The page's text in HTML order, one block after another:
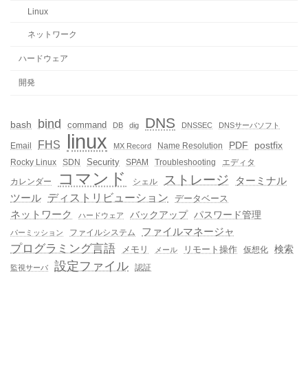
Linux
ネットワーク
ハードウェア
開発
bash bind command DB dig DNS DNSSEC DNSサーバソフト
Email FHS linux MX Record Name Resolution PDF postfix
Rocky Linux SDN Security SPAM Troubleshooting
エディタ
カレンダー
コマンド シェル ストレージ
ターミナル
ツール ディストリビューション データベース
ネットワーク ハードウェア バックアップ パスワード管理
パーミッション ファイルシステム ファイルマネージャ
プログラミング言語 メモリ メール リモート操作 仮想化 検索
監視サーバ 設定ファイル 認証